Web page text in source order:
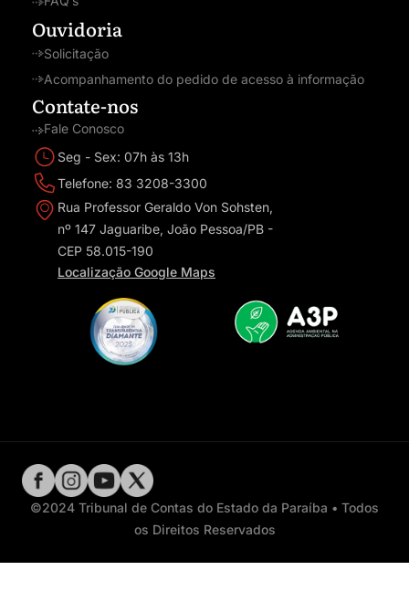
Ouvidoria
Solicitação
Acompanhamento do pedido de acesso à informação
Contate-nos
Fale Conosco
Seg - Sex: 07h às 13h
Telefone: 83 3208-3300
Rua Professor Geraldo Von Sohsten,
nº 147 Jaguaribe, João Pessoa/PB -
CEP 58.015-190
Localização Google Maps
©2024 Tribunal de Contas do Estado da Paraíba • Todos
os Direitos Reservados